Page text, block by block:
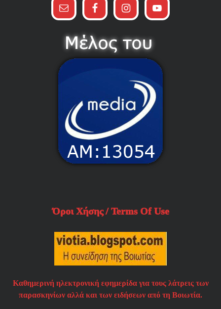
Όροι Χήσης / Terms Of Use
Καθημερινή ηλεκτρονική εφημερίδα για τους λάτρεις των
παρασκηνίων αλλά και των ειδήσεων από τη Βοιωτία.